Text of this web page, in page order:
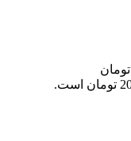
قیمت اصلی 20,500,000 تومان